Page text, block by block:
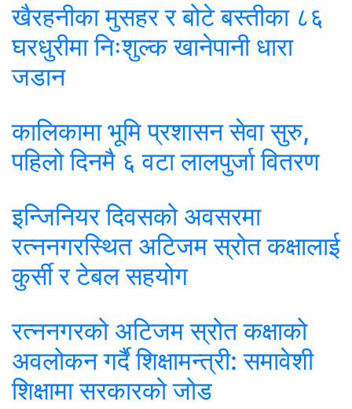
खैरहनीका मुसहर र बोटे बस्तीका ८६
घरधुरीमा निःशुल्क खानेपानी धारा
जडान
कालिकामा भूमि प्रशासन सेवा सुरु,
पहिलो दिनमै ६ वटा लालपुर्जा वितरण
इन्जिनियर दिवसको अवसरमा
रत्ननगरस्थित अटिजम स्रोत कक्षालाई
कुर्सी र टेबल सहयोग
रत्ननगरको अटिजम स्रोत कक्षाको
अवलोकन गर्दै शिक्षामन्त्री: समावेशी
शिक्षामा सरकारको जोड